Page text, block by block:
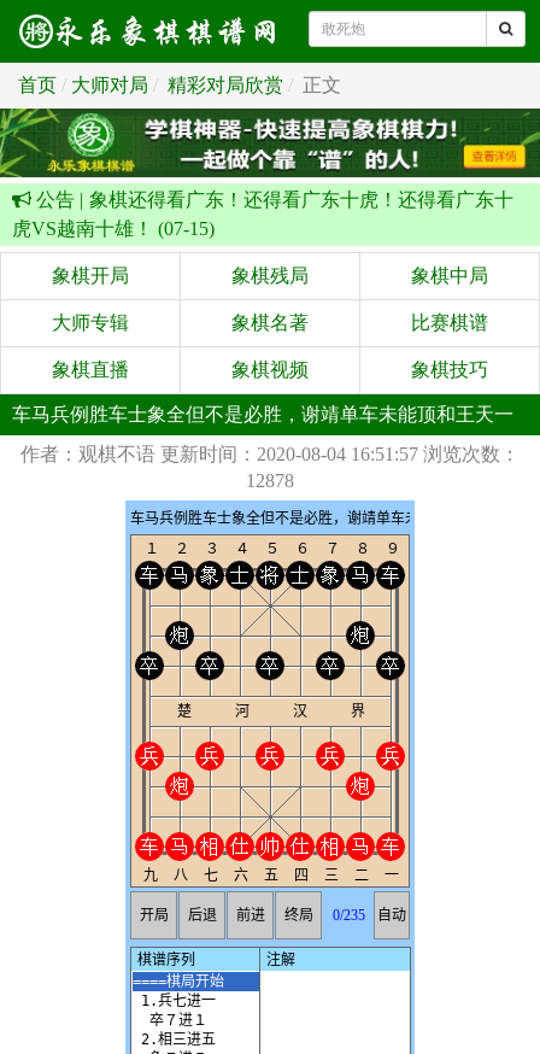
首页 大师对局 精彩对局欣赏 正文
公告 | 象棋还得看广东！还得看广东十虎！还得看广东十
虎VS越南十雄！ (07-15)
象棋开局 象棋残局 象棋中局
大师专辑 象棋名著 比赛棋谱
象棋直播 象棋视频 象棋技巧
车马兵例胜车士象全但不是必胜，谢靖单车未能顶和王天一
作者：观棋不语 更新时间：2020-08-04 16:51:57 浏览次数：
12878